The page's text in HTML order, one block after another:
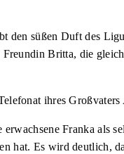
den süßen Duft des
Britta, die
ihres
erwachsene Franka als
hat. Es wird deutlich,